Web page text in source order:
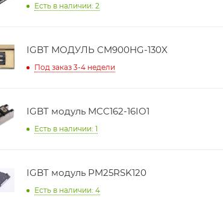
Есть в наличии: 2
IGBT МОДУЛЬ CM900HG-130X
Под заказ 3-4 недели
IGBT модуль MCC162-16IO1
Есть в наличии: 1
IGBT модуль PM25RSK120
Есть в наличии: 4